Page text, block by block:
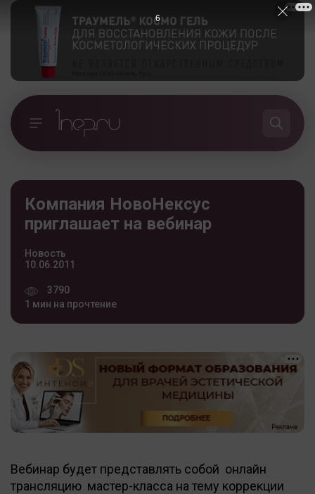
Компания НовоНексус
приглашает на вебинар
Новость
10.06.2011
3790
1 мин на прочтение
Вебинар будет представлять собой онлайн
трансляцию мастер-класса на тему коррекции
5